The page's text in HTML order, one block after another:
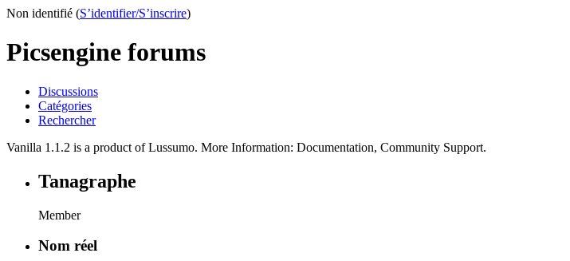
Non identifié (S’identifier/S’inscrire)
Picsengine forums
Discussions
Catégories
Rechercher
Vanilla 1.1.2 is a product of Lussumo. More Information: Documentation, Community Support.
Tanagraphe
Member
Nom réel